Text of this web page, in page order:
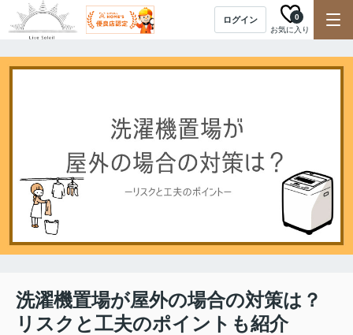
ログイン
お気に入り
0
洗濯機置場が屋外の場合の対策は？
リスクと工夫のポイントも紹介